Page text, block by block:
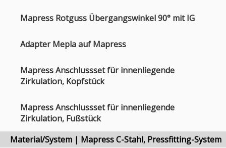
Mapress Rotguss Übergangswinkel 90° mit IG
Adapter Mepla auf Mapress
Mapress Anschlussset für innenliegende
Zirkulation, Kopfstück
Mapress Anschlussset für innenliegende
Zirkulation, Fußstück
Material/System | Mapress C-Stahl, Pressfitting-System